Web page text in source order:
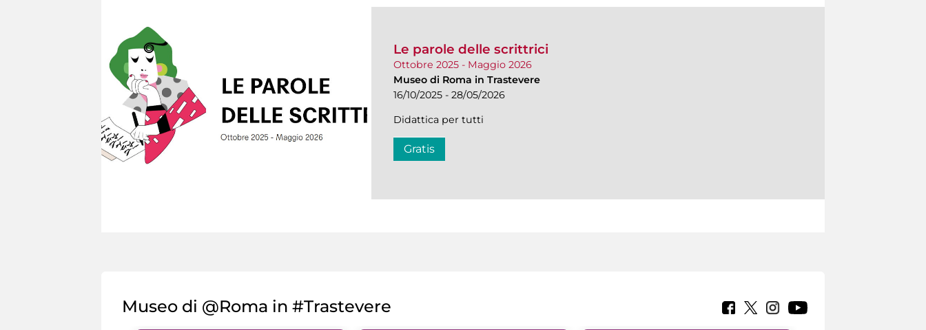
Le parole delle scrittrici
Ottobre 2025 - Maggio 2026
Museo di Roma in Trastevere
16/10/2025 - 28/05/2026
Didattica per tutti
Gratis
Museo di @Roma in #Trastevere